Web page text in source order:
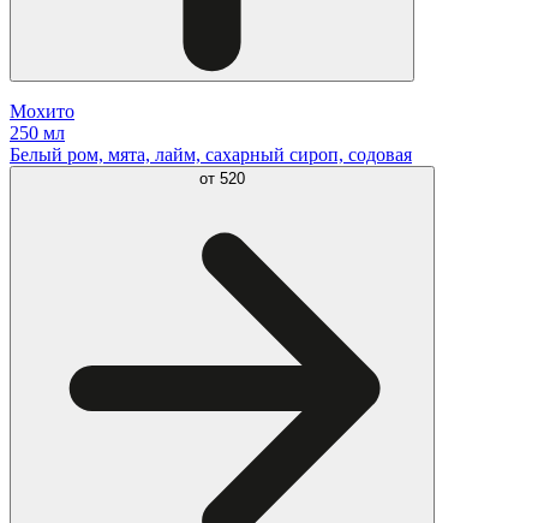
Мохито
250 мл
Белый ром, мята, лайм, сахарный сироп, содовая
от 520